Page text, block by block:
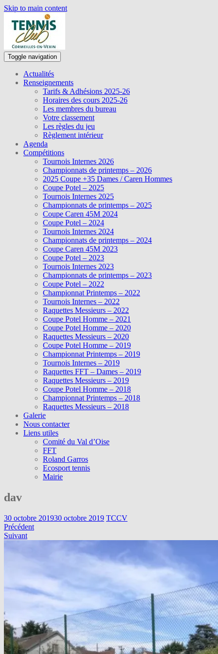
Skip to main content
Toggle navigation
Actualités
Renseignements
Tarifs & Adhésions 2025-26
Horaires des cours 2025-26
Les membres du bureau
Votre classement
Les règles du jeu
Règlement intérieur
Agenda
Compétitions
Tournois Internes 2026
Championnats de printemps – 2026
2025 Coupe +35 Dames / Caren Hommes
Coupe Potel – 2025
Tournois Internes 2025
Championnats de printemps – 2025
Coupe Caren 45M 2024
Coupe Potel – 2024
Tournois Internes 2024
Championnats de printemps – 2024
Coupe Caren 45M 2023
Coupe Potel – 2023
Tournois Internes 2023
Championnats de printemps – 2023
Coupe Potel – 2022
Championnat Printemps – 2022
Tournois Internes – 2022
Raquettes Messieurs – 2022
Coupe Potel Homme – 2021
Coupe Potel Homme – 2020
Raquettes Messieurs – 2020
Coupe Potel Homme – 2019
Championnat Printemps – 2019
Tournois Internes – 2019
Raquettes FFT – Dames – 2019
Raquettes Messieurs – 2019
Coupe Potel Homme – 2018
Championnat Printemps – 2018
Raquettes Messieurs – 2018
Galerie
Nous contacter
Liens utiles
Comité du Val d’Oise
FFT
Roland Garros
Ecosport tennis
Mairie
dav
30 octobre 201930 octobre 2019 TCCV
Précédent
Suivant